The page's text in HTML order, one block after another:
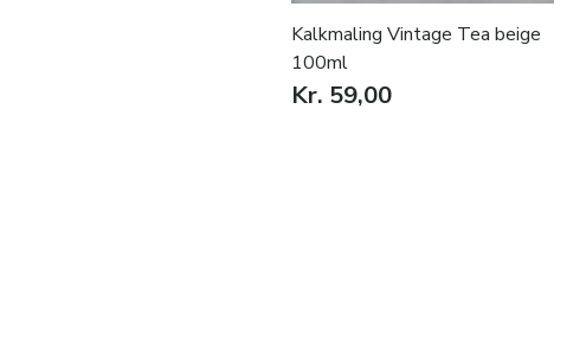
Kalkmaling Vintage Tea beige
100ml
Kr. 59,00